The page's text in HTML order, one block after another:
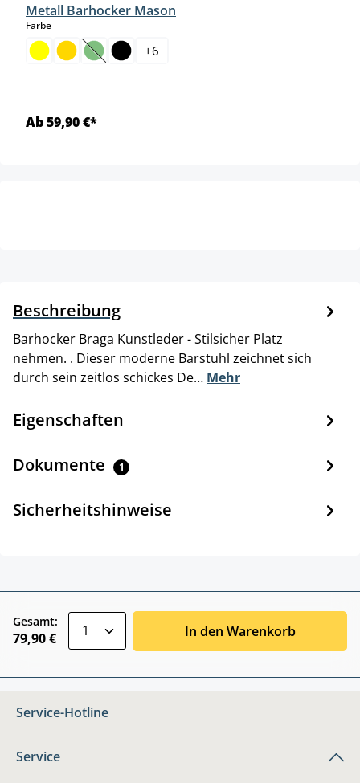
Metall Barhocker Mason
Farbeauswählen
(Diese Option ist zurzeit nicht verfügbar.)
+6
Ab 59,90 €*
Beschreibung
Barhocker Braga Kunstleder - Stilsicher Platz
nehmen. . Dieser moderne Barstuhl zeichnet sich
durch sein zeitlos schickes De… Mehr
Eigenschaften
Dokumente 1
Sicherheitshinweise
Gesamt:
79,90 € In den Warenkorb
Service-Hotline
Service